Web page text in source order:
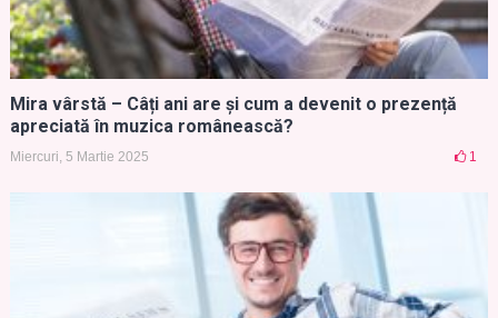
Mira vârstă – Câți ani are și cum a devenit o prezență
apreciată în muzica românească?
Miercuri, 5 Martie 2025 1